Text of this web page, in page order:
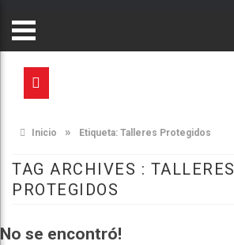
Inicio » Etiqueta: Talleres Protegidos
TAG ARCHIVES : TALLERES
PROTEGIDOS
No se encontró!